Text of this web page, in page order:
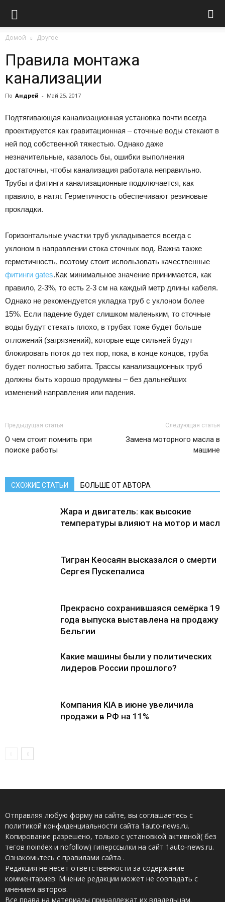
Домой Другое
Правила монтажа
канализации
По Андрей - Май 25, 2017
Подтягивающая канализационная установка почти всегда
проектируется как гравитационная – сточные воды стекают в
ней под собственной тяжестью. Однако даже
незначительные, казалось бы, ошибки выполнения
достаточны, чтобы канализация работала неправильно.
Трубы и фитинги канализационные подключается, как
правило, в натяг. Герметичность обеспечивают резиновые
прокладки.
Горизонтальные участки труб укладывается всегда с
уклоном в направлении стока сточных вод. Важна также
герметичность, поэтому стоит использовать качественные
фитинги gates.Как минимальное значение принимается, как
правило, 2-3%, то есть 2-3 см на каждый метр длины кабеля.
Однако не рекомендуется укладка труб с уклоном более
15%. Если падение будет слишком маленьким, то сточные
воды будут стекать плохо, в трубах тоже будет больше
отложений (загрязнений), которые еще сильней будут
блокировать поток до тех пор, пока, в конце концов, труба
будет полностью забита. Трассы канализационных труб
должны быть хорошо продуманы – без дальнейших
изменений направления или падения.
Предыдущая статья
О чем стоит помнить при
поиске работы
Следующая статья
Замена моторного масла в
машине
СХОЖИЕ СТАТЬИ БОЛЬШЕ ОТ АВТОРА
Жара и двигатель: как высокие
температуры влияют на мотор и масло
Тигран Кеосаян высказался о смерти
Сергея Пускепалиса
Прекрасно сохранившаяся семёрка
года выпуска выставлена ​​на продажу в
Бельгии
Какие машины были у политических
лидеров России прошлого?
Компания KIA в июне увеличила
продажи в РФ на 11%
Отправляя любую форму на сайте, вы соглашаетесь с
политикой конфиденциальности сайта 1auto-news.ru.
Копирование разрешено, только с установкой активной( без
тегов noindex и nofollow) гиперссылки на сайт 1auto-news.ru.
Ознакомьтесь с правилами сайта .
Редакция не несет ответственности за содержание
комментариев. Мнение редакции может не совпадать с
мнением авторов.
Все права на материалы принадлежат их владельцам.